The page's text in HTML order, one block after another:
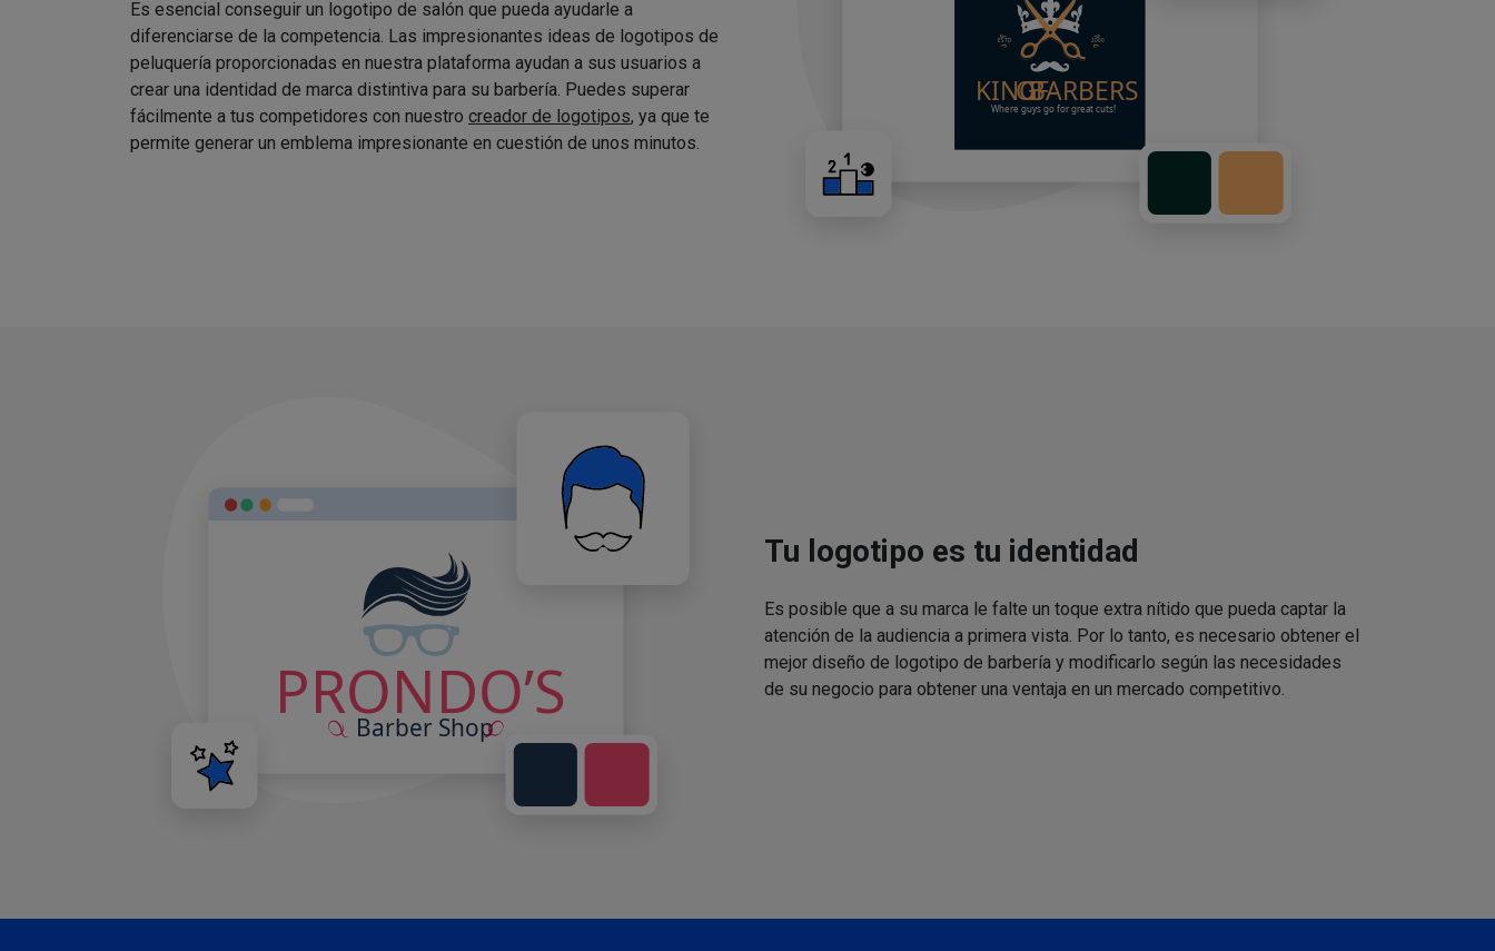
Es esencial conseguir un logotipo de salón que pueda ayudarle a
diferenciarse de la competencia. Las impresionantes ideas de logotipos de
peluquería proporcionadas en nuestra plataforma ayudan a sus usuarios a
crear una identidad de marca distintiva para su barbería. Puedes superar
fácilmente a tus competidores con nuestro creador de logotipos, ya que te
permite generar un emblema impresionante en cuestión de unos minutos.
Tu logotipo es tu identidad
Es posible que a su marca le falte un toque extra nítido que pueda captar la
atención de la audiencia a primera vista. Por lo tanto, es necesario obtener el
mejor diseño de logotipo de barbería y modificarlo según las necesidades
de su negocio para obtener una ventaja en un mercado competitivo.